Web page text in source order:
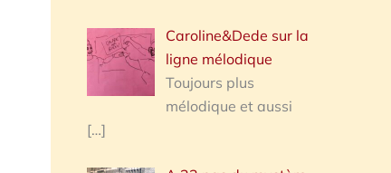
Caroline&Dede sur la
ligne mélodique
Toujours plus
mélodique et aussi
[…]